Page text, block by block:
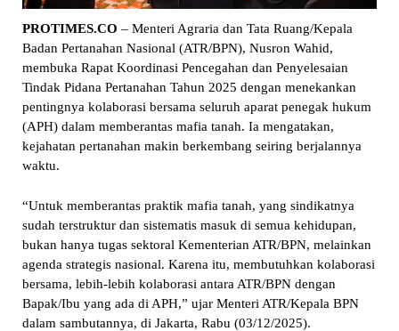
PROTIMES.CO – Menteri Agraria dan Tata Ruang/Kepala
Badan Pertanahan Nasional (ATR/BPN), Nusron Wahid,
membuka Rapat Koordinasi Pencegahan dan Penyelesaian
Tindak Pidana Pertanahan Tahun 2025 dengan menekankan
pentingnya kolaborasi bersama seluruh aparat penegak hukum
(APH) dalam memberantas mafia tanah. Ia mengatakan,
kejahatan pertanahan makin berkembang seiring berjalannya
waktu.
“Untuk memberantas praktik mafia tanah, yang sindikatnya
sudah terstruktur dan sistematis masuk di semua kehidupan,
bukan hanya tugas sektoral Kementerian ATR/BPN, melainkan
agenda strategis nasional. Karena itu, membutuhkan kolaborasi
bersama, lebih-lebih kolaborasi antara ATR/BPN dengan
Bapak/Ibu yang ada di APH,” ujar Menteri ATR/Kepala BPN
dalam sambutannya, di Jakarta, Rabu (03/12/2025).